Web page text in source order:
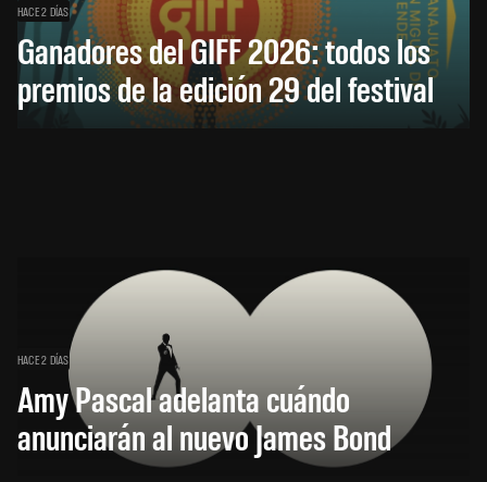
HACE 2 DÍAS
Ganadores del GIFF 2026: todos los
premios de la edición 29 del festival
HACE 2 DÍAS
Amy Pascal adelanta cuándo
anunciarán al nuevo James Bond